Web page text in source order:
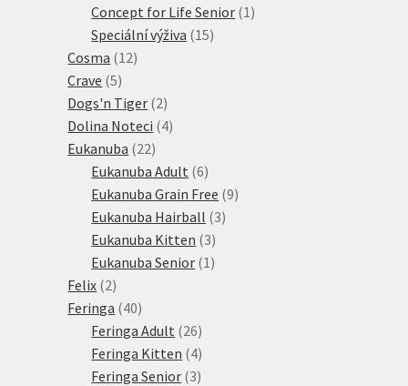
Concept for Life Senior 1 1
Speciální výživa 1515
Cosma 1212
Crave 55
produktů
Dogs'n Tiger 22
produkty
Dolina Noteci 44
Eukanuba 2222
produktů
Eukanuba Adult 66
produktů
Eukanuba Grain Free 99
Eukanuba Hairball 33
Eukanuba Kitten 33
produkty
Eukanuba Senior 1 1
Felix 22
produkty
Feringa 4040
produktů
Feringa Adult 2626
produktů
Feringa Kitten 44
produkty
Feringa Senior 33